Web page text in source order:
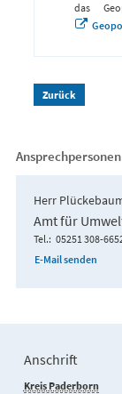
das
Zurück
Ansprechpersonen
Herr
Amt für
Tel. 05251 308-
E-Mail senden
Anschrift
Kreis Paderborn